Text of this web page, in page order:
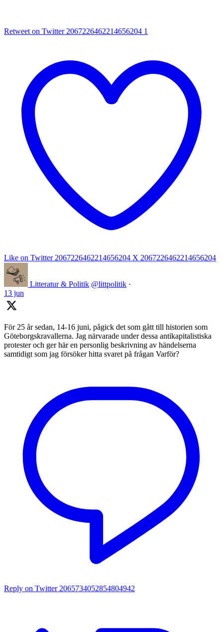
Retweet on Twitter 2067226462214656204 1
Like on Twitter 2067226462214656204 X 2067226462214656204
Litteratur & Politik @littpolitik ·
13 jun
För 25 år sedan, 14-16 juni, pågick det som gått till historien som
Göteborgskravallerna. Jag närvarade under dessa antikapitalistiska
protester och ger här en personlig beskrivning av händelserna
samtidigt som jag försöker hitta svaret på frågan Varför?
Reply on Twitter 2065734052854804942